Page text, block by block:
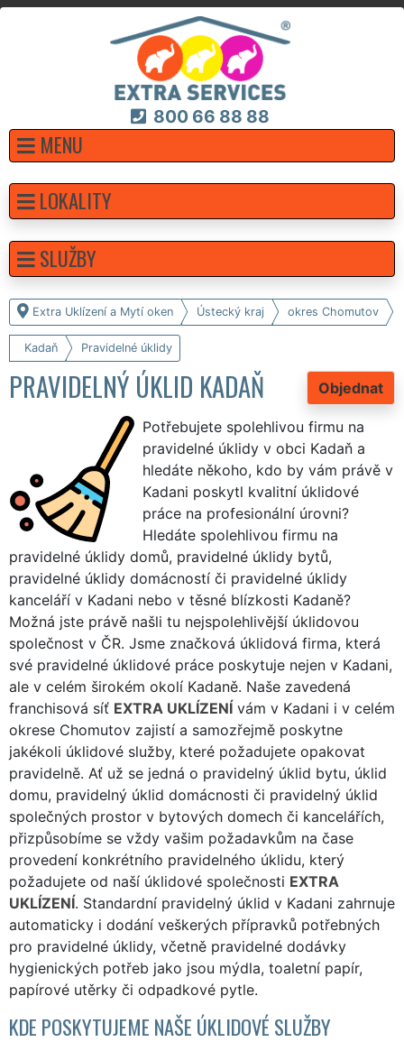
800 66 88 88
MENU
Extra Uklízení a Mytí oken Ústecký kraj okres Chomutov
Kadaň Pravidelné úklidy
Objednat
PRAVIDELNÝ ÚKLID KADAŇ
Potřebujete spolehlivou firmu na
pravidelné úklidy v obci Kadaň a
hledáte někoho, kdo by vám právě v
Kadani poskytl kvalitní úklidové
práce na profesionální úrovni?
Hledáte spolehlivou firmu na
pravidelné úklidy domů, pravidelné úklidy bytů,
pravidelné úklidy domácností či pravidelné úklidy
kanceláří v Kadani nebo v těsné blízkosti Kadaně?
Možná jste právě našli tu nejspolehlivější úklidovou
společnost v ČR. Jsme značková úklidová firma, která
své pravidelné úklidové práce poskytuje nejen v Kadani,
ale v celém širokém okolí Kadaně. Naše zavedená
franchisová síť EXTRA UKLÍZENÍ vám v Kadani i v celém
okrese Chomutov zajistí a samozřejmě poskytne
jakékoli úklidové služby, které požadujete opakovat
pravidelně. Ať už se jedná o pravidelný úklid bytu, úklid
domu, pravidelný úklid domácnosti či pravidelný úklid
společných prostor v bytových domech či kancelářích,
přizpůsobíme se vždy vašim požadavkům na čase
provedení konkrétního pravidelného úklidu, který
požadujete od naší úklidové společnosti EXTRA
UKLÍZENÍ. Standardní pravidelný úklid v Kadani zahrnuje
automaticky i dodání veškerých přípravků potřebných
pro pravidelné úklidy, včetně pravidelné dodávky
hygienických potřeb jako jsou mýdla, toaletní papír,
papírové utěrky či odpadkové pytle.
KDE POSKYTUJEME NAŠE ÚKLIDOVÉ SLUŽBY
LOKALITY
SLUŽBY